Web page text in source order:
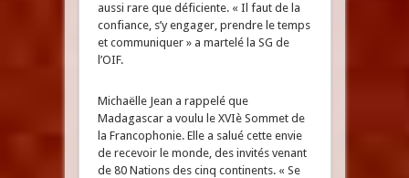
aussi rare que déficiente. « Il faut de la
confiance, s’y engager, prendre le temps
et communiquer » a martelé la SG de
l’OIF.
Michaëlle Jean a rappelé que
Madagascar a voulu le XVIè Sommet de
la Francophonie. Elle a salué cette envie
de recevoir le monde, des invités venant
de 80 Nations des cinq continents. « Se